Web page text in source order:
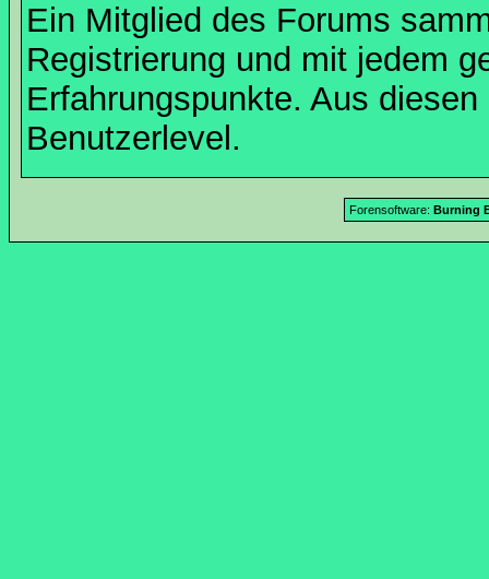
Ein Mitglied des Forums
Registrierung und mit jedem
Erfahrungspunkte. Aus
Benutzerlevel.
Forensoftware: Burning